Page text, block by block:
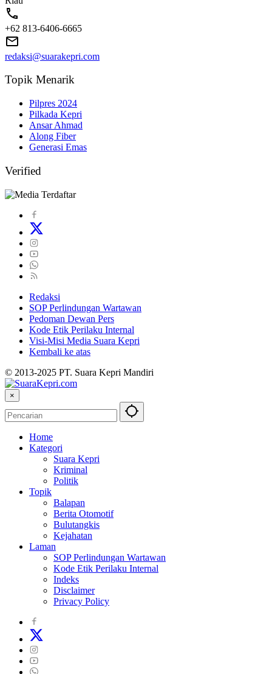
+62 813-6406-6665
redaksi@suarakepri.com
Topik Menarik
Pilpres 2024
Pilkada Kepri
Ansar Ahmad
Along Fiber
Generasi Emas
Verified
Redaksi
SOP Perlindungan Wartawan
Pedoman Dewan Pers
Kode Etik Perilaku Internal
Visi-Misi Media Suara Kepri
Kembali ke atas
© 2013-2025 PT. Suara Kepri Mandiri
×
Home
Kategori
Suara Kepri
Kriminal
Politik
Topik
Balapan
Berita Otomotif
Bulutangkis
Kejahatan
Laman
SOP Perlindungan Wartawan
Kode Etik Perilaku Internal
Indeks
Disclaimer
Privacy Policy